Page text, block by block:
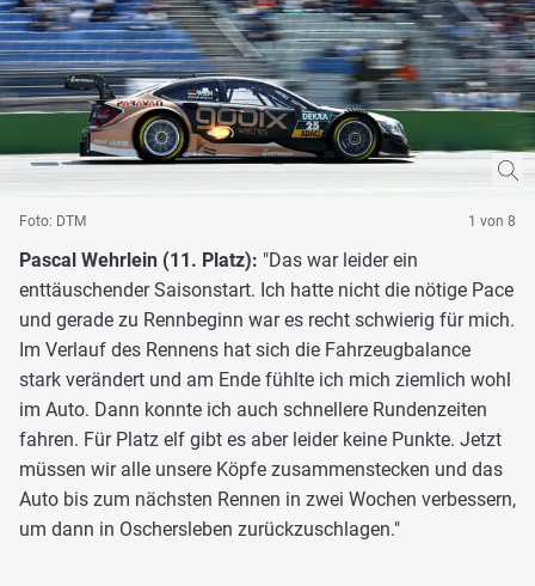
Foto: DTM 1 von 8
Pascal Wehrlein (11. Platz): "Das war leider ein
enttäuschender Saisonstart. Ich hatte nicht die nötige Pace
und gerade zu Rennbeginn war es recht schwierig für mich.
Im Verlauf des Rennens hat sich die Fahrzeugbalance
stark verändert und am Ende fühlte ich mich ziemlich wohl
im Auto. Dann konnte ich auch schnellere Rundenzeiten
fahren. Für Platz elf gibt es aber leider keine Punkte. Jetzt
müssen wir alle unsere Köpfe zusammenstecken und das
Auto bis zum nächsten Rennen in zwei Wochen verbessern,
um dann in Oschersleben zurückzuschlagen."